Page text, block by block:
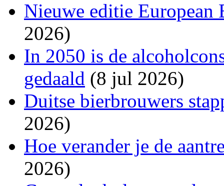
Nieuwe editie European
2026)
In 2050 is de
gedaald (8 jul 2026)
Duitse bierbrouwers
2026)
Hoe verander je de
2026)